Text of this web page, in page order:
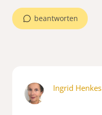
beantworten
Ingrid Henkes